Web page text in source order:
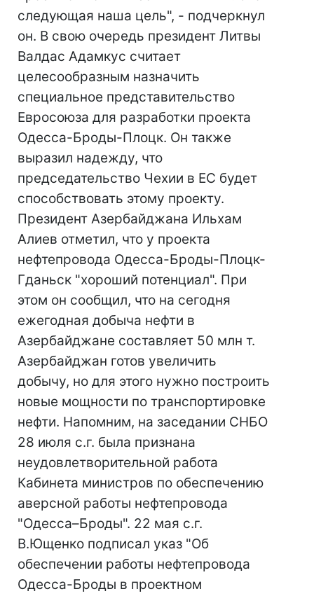
следующая наша цель", - подчеркнул
он. В свою очередь президент Литвы
Валдас Адамкус считает
целесообразным назначить
специальное представительство
Евросоюза для разработки проекта
Одесса-Броды-Плоцк. Он также
выразил надежду, что
председательство Чехии в ЕС будет
способствовать этому проекту.
Президент Азербайджана Ильхам
Алиев отметил, что у проекта
нефтепровода Одесса-Броды-Плоцк-
Гданьск "хороший потенциал". При
этом он сообщил, что на сегодня
ежегодная добыча нефти в
Азербайджане составляет 50 млн т.
Азербайджан готов увеличить
добычу, но для этого нужно построить
новые мощности по транспортировке
нефти. Напомним, на заседании СНБО
28 июля с.г. была признана
неудовлетворительной работа
Кабинета министров по обеспечению
аверсной работы нефтепровода
"Одесса–Броды". 22 мая с.г.
В.Ющенко подписал указ "Об
обеспечении работы нефтепровода
Одесса-Броды в проектном